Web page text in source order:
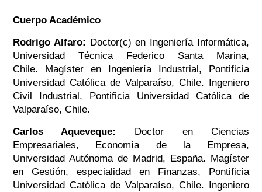
Cuerpo Académico
Rodrigo Alfaro: Doctor(c) en Ingeniería Informática,
Universidad Técnica Federico Santa Marina,
Chile. Magíster en Ingeniería Industrial, Pontificia
Universidad Católica de Valparaíso, Chile. Ingeniero
Civil Industrial, Pontificia Universidad Católica de
Valparaíso, Chile.
Carlos Aqueveque: Doctor en Ciencias
Empresariales, Economía de la Empresa,
Universidad Autónoma de Madrid, España. Magíster
en Gestión, especialidad en Finanzas, Pontificia
Universidad Católica de Valparaíso, Chile. Ingeniero